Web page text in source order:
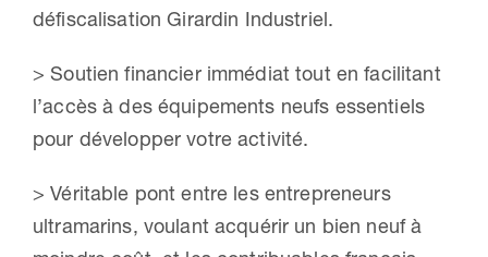
défiscalisation Girardin Industriel.
> Soutien financier immédiat tout en facilitant
l’accès à des équipements neufs essentiels
pour développer votre activité.
> Véritable pont entre les entrepreneurs
ultramarins, voulant acquérir un bien neuf à